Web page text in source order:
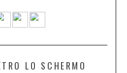
LO SCHERMO